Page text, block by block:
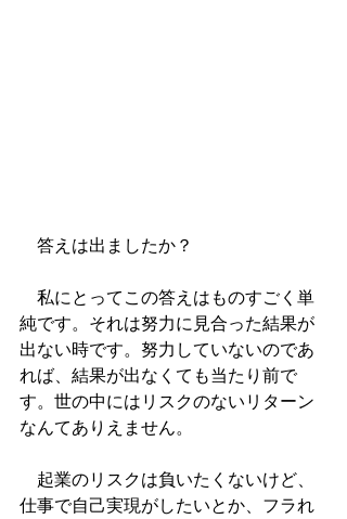
答えは出ましたか？
私にとってこの答えはものすごく単
純です。それは努力に見合った結果が
出ない時です。努力していないのであ
れば、結果が出なくても当たり前で
す。世の中にはリスクのないリターン
なんてありえません。
起業のリスクは負いたくないけど、
仕事で自己実現がしたいとか、フラれ